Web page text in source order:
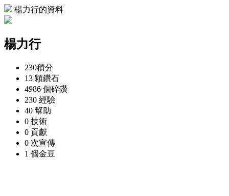
楊力行的資料
楊力行
230積分
13 顆鑽石
4986 個碎鑽
230 經驗
40 幫助
0 技術
0 貢獻
0 次宣傳
1 個金豆